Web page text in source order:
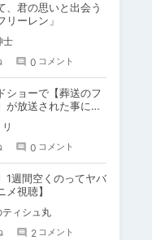
、君の思いと出会う
リーレン」
士
0 コメント
ショーで【葬送のフ
が放送された事につ
け語りたい！
0 コメント
1週間空くのってヤバ
メ視聴】
ティシュ丸
2 コメント